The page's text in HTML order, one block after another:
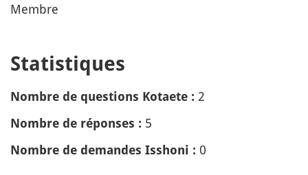
Membre
Statistiques
Nombre de questions Kotaete : 2
Nombre de réponses : 5
Nombre de demandes Isshoni : 0